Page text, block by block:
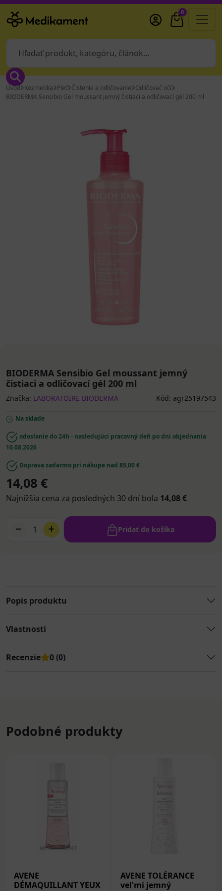
0
Úvod Kozmetika Pleť Čistenie a odličovanie Odličovač očí
BIODERMA Sensibio Gel moussant jemný čistiaci a odličovací gél 200 ml
BIODERMA Sensibio Gel moussant jemný
čistiaci a odličovací gél 200 ml
Značka: LABORATOIRE BIODERMA Kód: agr25197543
Na sklade
odoslanie do 24h - nasledujúci pracovný deň po dni objednania
10.08.2026
Doprava zadarmo pri nákupe nad 85,00 €
14,08 €
Najnižšia cena za posledných 30 dní bola 14,08 €
1 Pridať do košíka
Popis produktu
Vlastnosti
Recenzie 0 (0)
Podobné produkty
AVENE
DÉMAQUILLANT YEUX
AVENE TOLÉRANCE
vel'mi jemný